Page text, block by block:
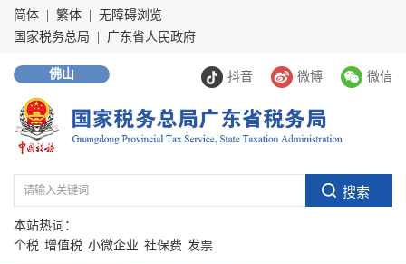
简体 繁体
无障碍浏览
国家税务总局
广东省人民政府
抖音 微博 微信
佛山
本站热词：
个税 增值税 小微企业 社保费 发票